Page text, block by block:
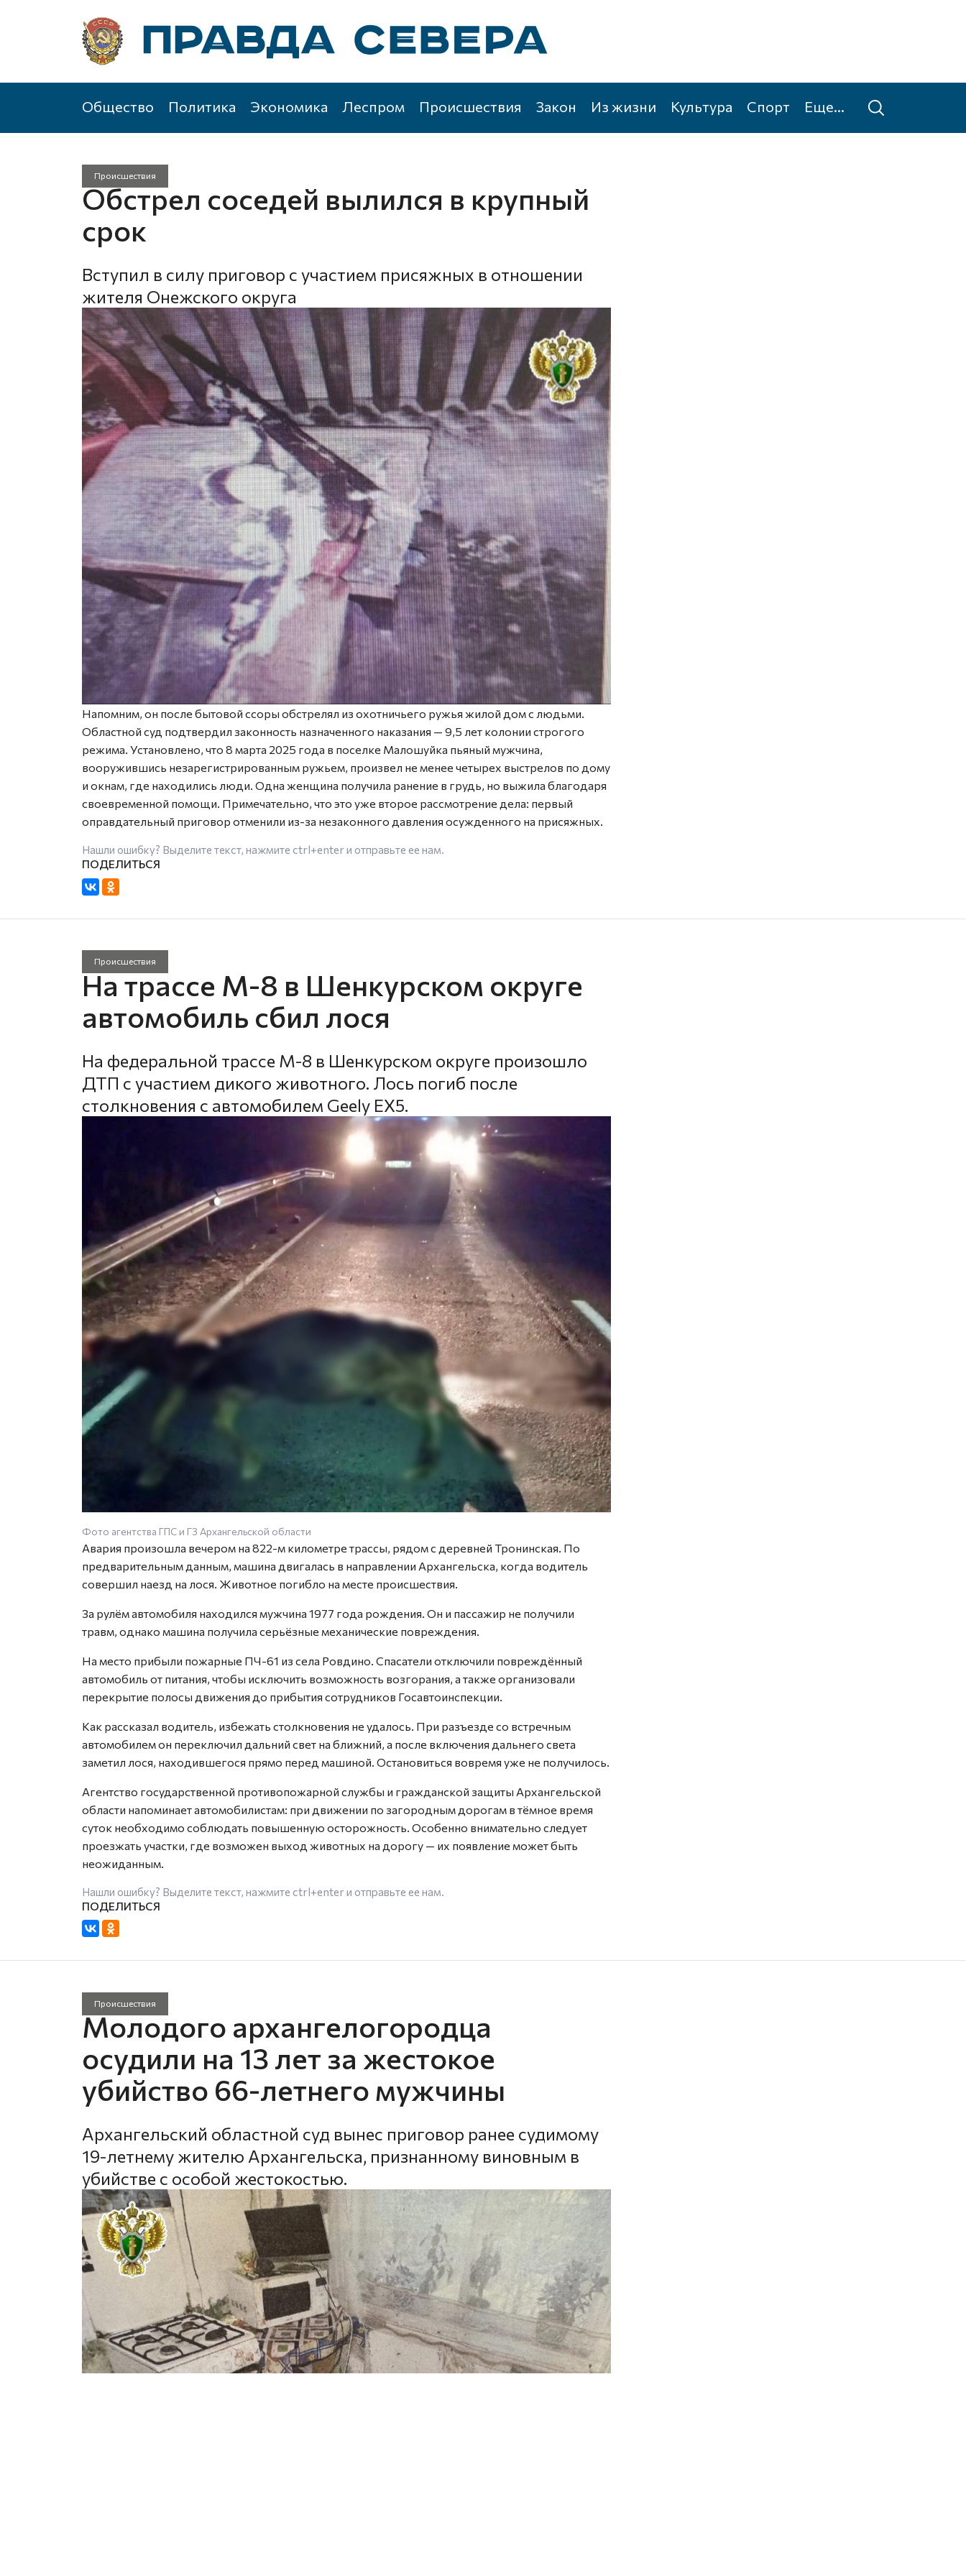
Общество Политика Экономика Леспром Происшествия Закон Из жизни Культура Спорт Еще...
Происшествия
Обстрел соседей вылился в крупный
срок
Вступил в силу приговор с участием присяжных в отношении
жителя Онежского округа
Напомним, он после бытовой ссоры обстрелял из охотничьего ружья жилой дом с людьми.
Областной суд подтвердил законность назначенного наказания — 9,5 лет колонии строгого
режима. Установлено, что 8 марта 2025 года в поселке Малошуйка пьяный мужчина,
вооружившись незарегистрированным ружьем, произвел не менее четырех выстрелов по дому
и окнам, где находились люди. Одна женщина получила ранение в грудь, но выжила благодаря
своевременной помощи. Примечательно, что это уже второе рассмотрение дела: первый
оправдательный приговор отменили из-за незаконного давления осужденного на присяжных.
Нашли ошибку? Выделите текст, нажмите ctrl+enterи отправьте ее нам.
Происшествия
На трассе М-8 в Шенкурском округе
автомобиль сбил лося
На федеральной трассе М-8 в Шенкурском округе произошло
ДТП с участием дикого животного. Лось погиб после
столкновения с автомобилем Geely EX5.
Фото агентства ГПС и ГЗ Архангельской области
Авария произошла вечером на 822-м километре трассы, рядом с деревней Тронинская. По
предварительным данным, машина двигалась в направлении Архангельска, когда водитель
совершил наезд на лося. Животное погибло на месте происшествия.
За рулём автомобиля находился мужчина 1977 года рождения. Он и пассажир не получили
травм, однако машина получила серьёзные механические повреждения.
На место прибыли пожарные ПЧ-61 из села Ровдино. Спасатели отключили повреждённый
автомобиль от питания, чтобы исключить возможность возгорания, а также организовали
перекрытие полосы движения до прибытия сотрудников Госавтоинспекции.
Как рассказал водитель, избежать столкновения не удалось. При разъезде со встречным
автомобилем он переключил дальний свет на ближний, а после включения дальнего света
заметил лося, находившегося прямо перед машиной. Остановиться вовремя уже не получилось.
Агентство государственной противопожарной службы и гражданской защиты Архангельской
области напоминает автомобилистам: при движении по загородным дорогам в тёмное время
суток необходимо соблюдать повышенную осторожность. Особенно внимательно следует
проезжать участки, где возможен выход животных на дорогу — их появление может быть
неожиданным.
Нашли ошибку? Выделите текст, нажмите ctrl+enterи отправьте ее нам.
Происшествия
Молодого архангелогородца
осудили на 13 лет за жестокое
убийство 66-летнего мужчины
Архангельский областной суд вынес приговор ранее судимому
19-летнему жителю Архангельска, признанному виновным в
убийстве с особой жестокостью.